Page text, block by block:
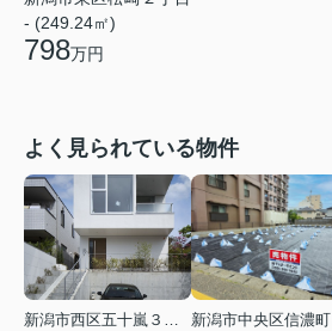
- (249.24㎡)
798万円
よく見られている物件
新潟市中央区信濃町